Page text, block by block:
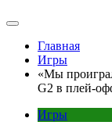
Главная
Игры
«Мы
G2 в плей-
Игры